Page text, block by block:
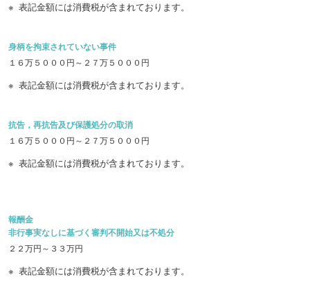
表記金額には消費税が含まれております。
身柄を拘束されていない事件
１６万５０００円～２７万５０００円
表記金額には消費税が含まれております。
抗告，再抗告及び保護処分の取消
１６万５０００円～２７万５０００円
表記金額には消費税が含まれております。
報酬金
非行事実なしに基づく審判不開始又は不処分
２２万円～３３万円
表記金額には消費税が含まれております。